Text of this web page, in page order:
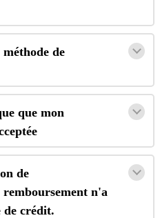
méthode de
que mon
ée
de
remboursement n'a
de crédit.